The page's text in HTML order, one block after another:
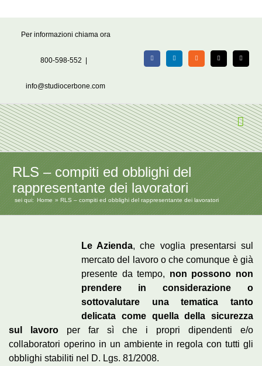
Per informazioni chiama ora
800-598-552
info@studiocerbone.com
FacebookLinkedIn Rss X Email
RLS – compiti ed obblighi del
rappresentante dei lavoratori
sei qui: Home RLS – compiti ed obblighi del rappresentante dei lavoratori
Le Azienda, che voglia presentarsi sul
mercato del lavoro o che comunque è già
presente da tempo, non possono non
prendere in considerazione o
sottovalutare una tematica tanto
delicata come quella della sicurezza
sul lavoro per far sì che i propri dipendenti e/o
collaboratori operino in un ambiente in regola con tutti gli
obblighi stabiliti nel D. Lgs. 81/2008.